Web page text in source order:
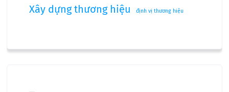
Xây dựng thương hiệu
định vị thương hiệu